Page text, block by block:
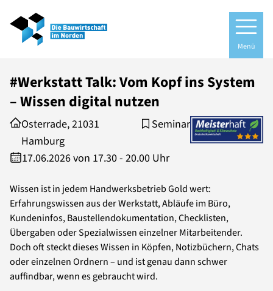
Menü
#Werkstatt Talk: Vom Kopf ins System
– Wissen digital nutzen
Osterrade, 21031
Hamburg
Seminar
17.06.2026 von 17.30 - 20.00 Uhr
Wissen ist in jedem Handwerksbetrieb Gold wert:
Erfahrungswissen aus der Werkstatt, Abläufe im Büro,
Kundeninfos, Baustellendokumentation, Checklisten,
Übergaben oder Spezialwissen einzelner Mitarbeitender.
Doch oft steckt dieses Wissen in Köpfen, Notizbüchern, Chats
oder einzelnen Ordnern – und ist genau dann schwer
auffindbar, wenn es gebraucht wird.